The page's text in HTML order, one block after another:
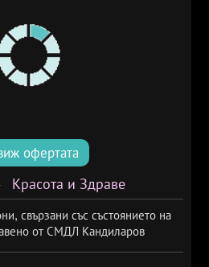
офертата
Красота и Здраве
свързани със състоянието на
от СМДЛ Кандиларов